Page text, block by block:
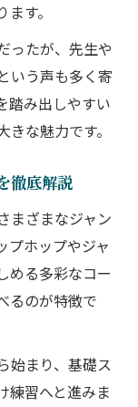
す。
ったが、先生や
いう声も多く寄
踏み出しやすい
な魅力です。
徹底解説
まざまなジャン
プホップやジャ
める多彩なコー
るのが特徴で
始まり、基礎ス
練習へと進みま